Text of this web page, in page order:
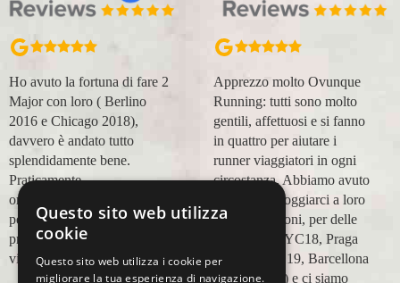
Apprezzo molto Ovunque
Running: tutti sono molto
gentili, affettuosi e si fanno
in quattro per aiutare i
runner viaggiatori in ogni
circostanza. Abbiamo avuto
modo di appoggiarci a loro
in più occasioni, per delle
maratone (NYC18, Praga
19, Valencia 19, Barcellona
21, NYC 22) e ci siamo
Organizzazione perfetta,
accompagnatori super
(Massimo e Anna). Prima
esperienza con voi molto
positiva! Alla prossima e
grazie!
Lara Buranti
Questo sito web utilizza
cookie
Questo sito web utilizza i cookie per
migliorare la tua esperienza di navigazione.